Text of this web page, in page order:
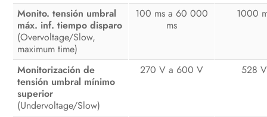
Monito. tensión umbral
máx. inf. tiempo disparo
(Overvoltage/Slow,
maximum time)
100 ms a 60 000
ms
1000
Monitorización de
tensión umbral mínimo
superior
(Undervoltage/Slow)
270 V a 600 V 528 V